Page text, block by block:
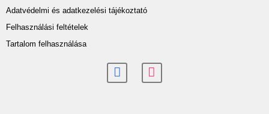
Adatvédelmi és adatkezelési tájékoztató
Felhasználási feltételek
Tartalom felhasználása